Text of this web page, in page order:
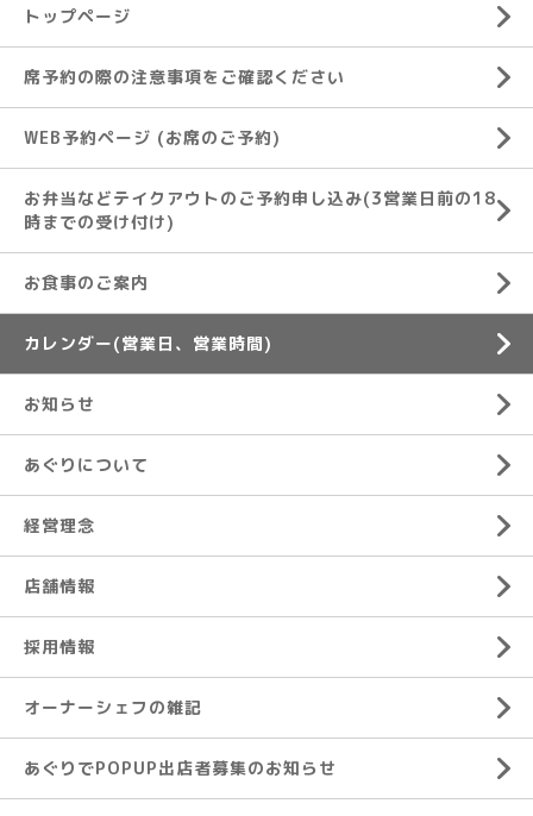
トップページ
席予約の際の注意事項をご確認ください
WEB予約ページ (お席のご予約)
お弁当などテイクアウトのご予約申し込み(3営業日前の18
時までの受け付け)
お食事のご案内
カレンダー(営業日、営業時間)
お知らせ
あぐりについて
経営理念
店舗情報
採用情報
オーナーシェフの雑記
あぐりでPOPUP出店者募集のお知らせ